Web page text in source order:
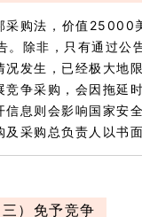
采购法，价值25000
。除非，只有通过公
况发生，已经极大地
竞争采购，会因拖延
信息则会影响国家安
及采购总负责人以书
三）免予竞争